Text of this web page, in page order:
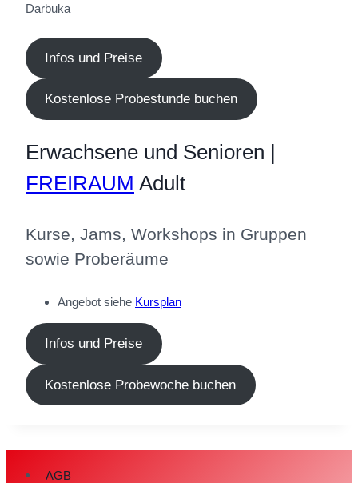
Darbuka
Infos und Preise
Kostenlose Probestunde buchen
Erwachsene und Senioren |
FREIRAUM Adult
Kurse, Jams, Workshops in Gruppen
sowie Proberäume
Angebot siehe Kursplan
Infos und Preise
Kostenlose Probewoche buchen
AGB